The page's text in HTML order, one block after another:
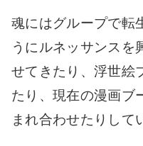
魂にはグループで転
うにルネッサンスを
せてきたり、浮世絵
たり、現在の漫画ブ
まれ合わせたりして